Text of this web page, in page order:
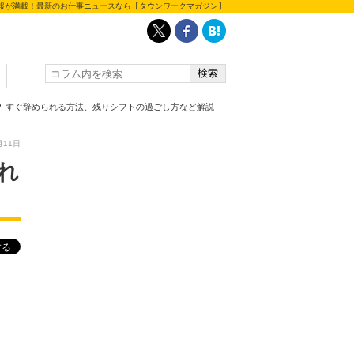
が満載！最新のお仕事ニュースなら【タウンワークマガジン】
すぐ辞められる方法、残りシフトの過ごし方など解説
11日